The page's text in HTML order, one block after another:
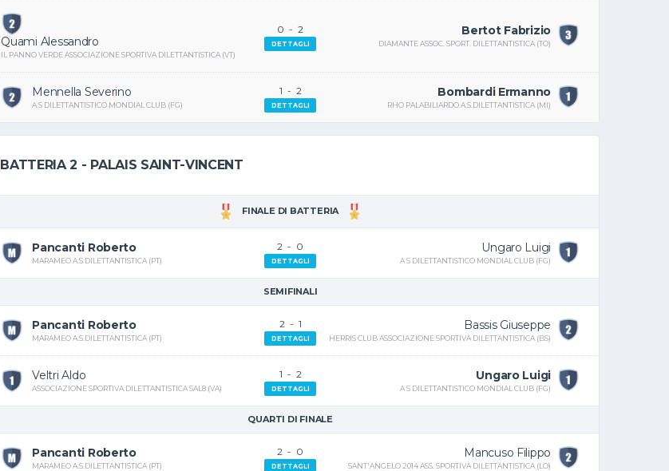
Quami Alessandro
IL PANNO VERDE ASSOCIAZIONE SPORTIVA DILETTANTISTICA (VT)
0 -2
DETTAGLI
Bertot Fabrizio
DIAMANTE ASSOC. SPORT. DILETTANTISTICA (TO)
Mennella Severino
A S DILETTANTISTICO MONDIAL CLUB (FG)
1 - 2
DETTAGLI
Bombardi Ermanno
RHO PALABILIARDO A.S.DILETTANTISTICA (MI)
BATTERIA 2 - PALAIS SAINT-VINCENT
FINALE DI BATTERIA
Pancanti Roberto
MARAMEO A.S.DILETTANTISTICA (PT)
2 - 0
DETTAGLI
Ungaro Luigi
A S DILETTANTISTICO MONDIAL CLUB (FG)
SEMIFINALI
Pancanti Roberto
MARAMEO A.S.DILETTANTISTICA (PT)
2 - 1
DETTAGLI
Bassis Giuseppe
HERRIS CLUB ASSOCIAZIONE SPORTIVA DILETTANTISTICA (BS)
Veltri Aldo
ASSOCIAZIONE SPORTIVA DILETTANTISTICA SAL8 (VA)
1 - 2
DETTAGLI
Ungaro Luigi
A S DILETTANTISTICO MONDIAL CLUB (FG)
QUARTI DI FINALE
Pancanti Roberto
MARAMEO A.S.DILETTANTISTICA (PT)
2 - 0
DETTAGLI
Mancuso Filippo
SANT'ANGELO 2014 ASS. SPORTIVA DILETTANTISTICA (LO)